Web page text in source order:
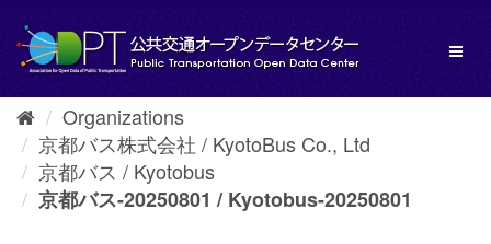
content
Organizations
京都バス株式会社 / KyotoBus Co., Ltd
京都バス / Kyotobus
京都バス-20250801 / Kyotobus-20250801